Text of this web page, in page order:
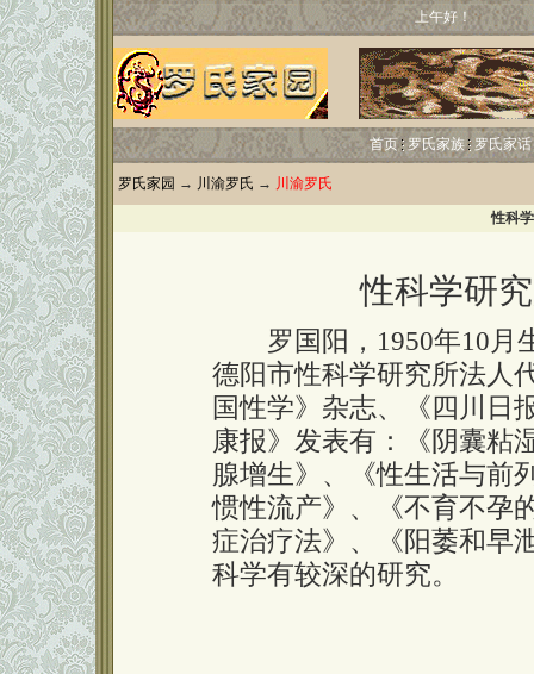
上午好！
首页 罗氏家族 罗氏家话
罗氏家园 → 川渝罗氏 → 川渝罗氏
性科
性科学研
罗国阳，1950年10月
德阳市性科学研究所法人
国性学》杂志、《四川日
康报》发表有：《阴囊粘
腺增生》、《性生活与前
惯性流产》、《不育不孕
症治疗法》、《阳萎和早
科学有较深的研究。